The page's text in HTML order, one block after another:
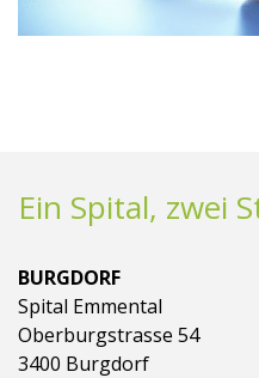
Ein Spital, zwei
BURGDORF
Spital Emmental
Oberburgstrasse 54
3400 Burgdorf